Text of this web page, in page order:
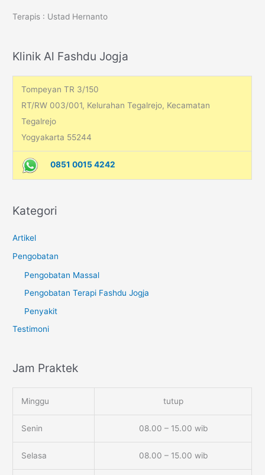
h
Terapis : Ustad Hernanto
Klinik Al Fashdu Jogja
Tompeyan TR 3/150
RT/RW 003/001, Kelurahan Tegalrejo, Kecamatan
Tegalrejo
Yogyakarta 55244
0851 0015 4242
Kategori
Artikel
Pengobatan
Pengobatan Massal
Pengobatan Terapi Fashdu Jogja
Penyakit
Testimoni
Jam Praktek
Minggu tutup
Senin 08.00 – 15.00 wib
Selasa 08.00 – 15.00 wib